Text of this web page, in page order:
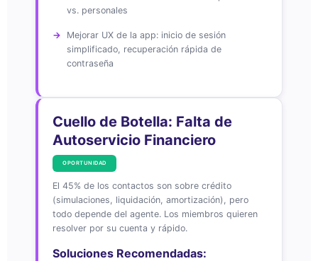
vs. personales
Mejorar UX de la app: inicio de sesión
simplificado, recuperación rápida de
contraseña
Cuello de Botella: Falta de
Autoservicio Financiero
OPORTUNIDAD
El 45% de los contactos son sobre crédito
(simulaciones, liquidación, amortización), pero
todo depende del agente. Los miembros quieren
resolver por su cuenta y rápido.
Soluciones Recomendadas: